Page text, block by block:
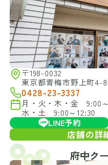
〒198-0032
東京都青梅市野上町4-
0428-23-3337
月・火・木・金 9:00
水・土 9:00～12:30
LINE予約
店舗の詳
府中ク